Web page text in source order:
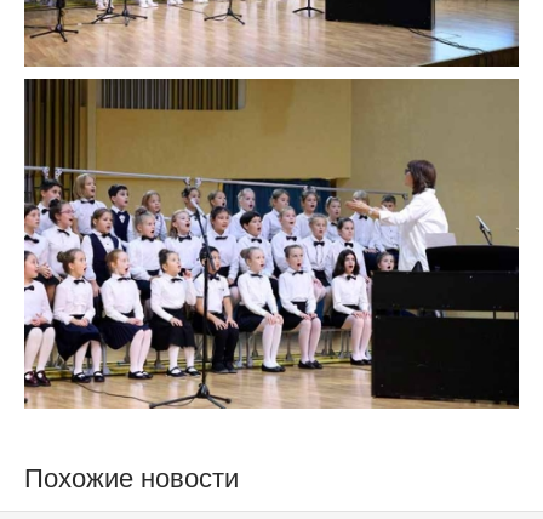
Похожие новости